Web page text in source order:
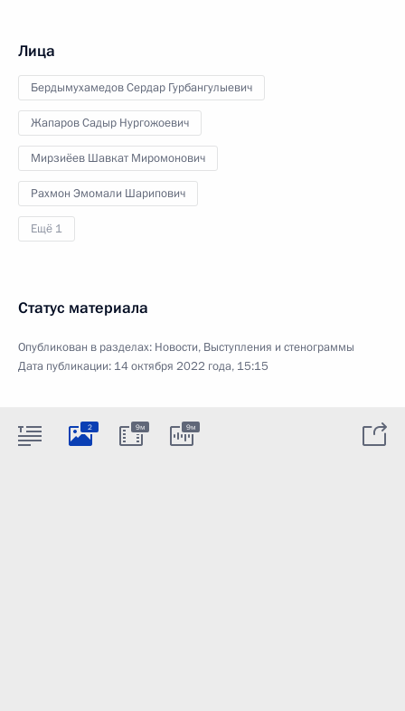
Лица
Бердымухамедов Сердар Гурбангулыевич
Жапаров Садыр Нургожоевич
Мирзиёев Шавкат Миромонович
Рахмон Эмомали Шарипович
Ещё 1
Статус материала
Опубликован в разделах: Новости, Выступления и стенограммы
Дата публикации: 14 октября 2022 года, 15:15
2 9м 9м